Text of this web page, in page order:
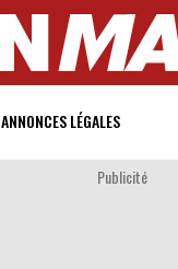
ANNONCES LÉGALES
Publicité